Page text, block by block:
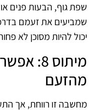
שפת גוף, הבעות פנים
שמביעים את זעמם
יכול להיות מסוכן לא
מיתוס
מהזעם
מחשבה זו רווחת, אך